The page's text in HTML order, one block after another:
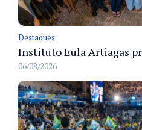
Destaques
06/08/2026